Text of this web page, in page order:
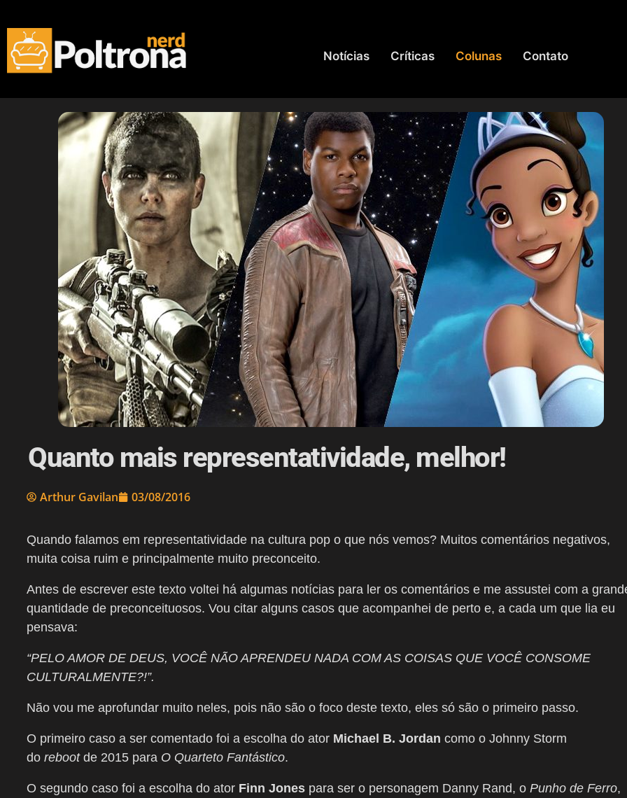
Notícias Críticas Colunas Contato
Quanto mais representatividade, melhor!
Arthur Gavilan 03/08/2016
Quando falamos em representatividade na cultura pop o que nós vemos? Muitos comentários negativos,
muita coisa ruim e principalmente muito preconceito.
Antes de escrever este texto voltei há algumas notícias para ler os comentários e me assustei com a
quantidade de preconceituosos. Vou citar alguns casos que acompanhei de perto e, a cada um que lia eu
pensava:
“PELO AMOR DE DEUS, VOCÊ NÃO APRENDEU NADA COM AS COISAS QUE VOCÊ CONSOME
CULTURALMENTE?!”.
Não vou me aprofundar muito neles, pois não são o foco deste texto, eles só são o primeiro passo.
O primeiro caso a ser comentado foi a escolha do ator Michael B. Jordan como o Johnny Storm
do rebootde 2015 para O Quarteto Fantástico.
O segundo caso foi a escolha do ator Finn Jones para ser o personagem Danny Rand, o Punho de Ferro,